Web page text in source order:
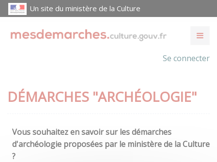
Un site du ministère de la Culture
Se connecter
DÉMARCHES "ARCHÉOLOGIE"
Vous souhaitez en savoir sur les démarches
d'archéologie proposées par le ministère de la Culture
?